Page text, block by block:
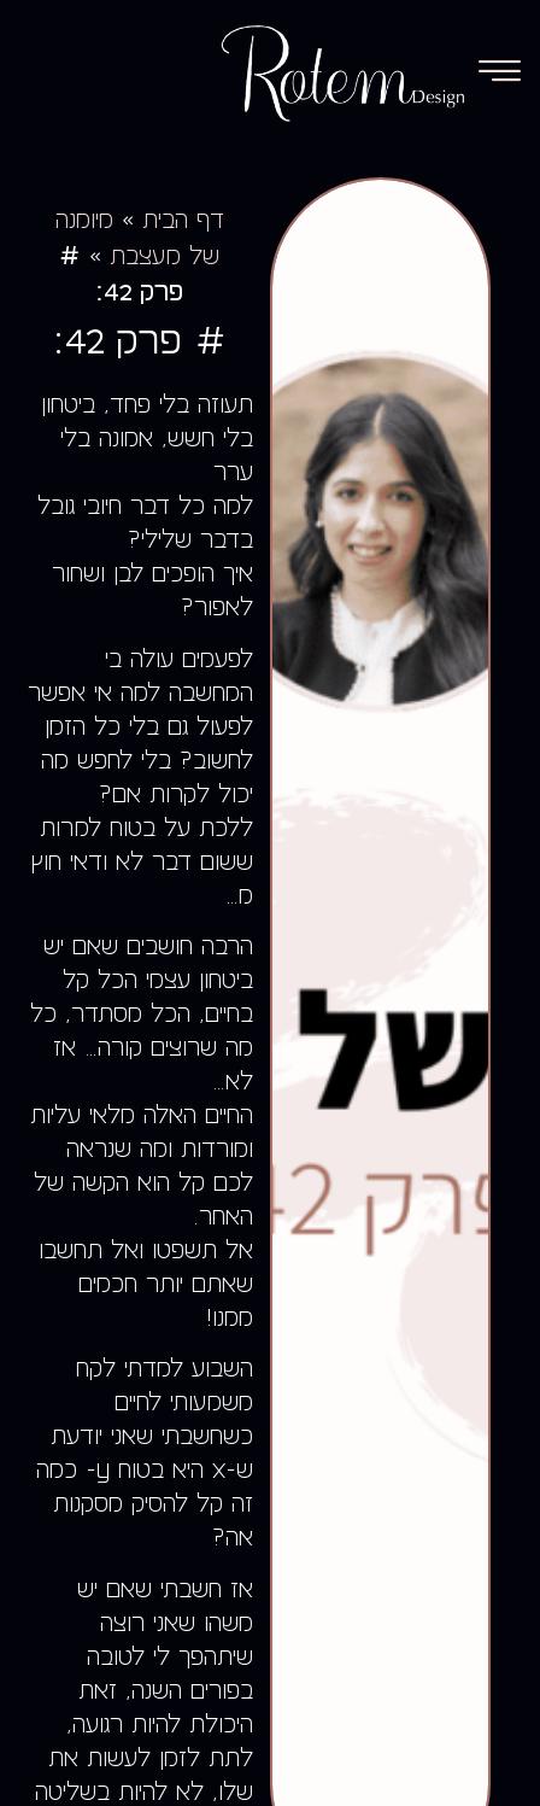
דף הבית » מיומנה
של מעצבת»
#
פרק 42:
# פרק 42:
תעוזה בלי פחד, ביטחון
בלי חשש, אמונה בלי
ערר
למה כל דבר חיובי גובל
בדבר שלילי?
איך הופכים לבן ושחור
לאפור?
לפעמים עולה בי
המחשבה למה אי אפשר
לפעול גם בלי כל הזמן
לחשוב? בלי לחפש מה
יכול לקרות אם?
ללכת על בטוח למרות
ששום דבר לא ודאי חוץ
מ…
הרבה חושבים שאם יש
ביטחון עצמי הכל קל
בחיים, הכל מסתדר, כל
מה שרוצים קורה… אז
לא…
החיים האלה מלאי עליות
ומורדות ומה שנראה
לכם קל הוא הקשה של
האחר.
אל תשפטו ואל תחשבו
שאתם יותר חכמים
ממנו!
השבוע למדתי לקח
משמעותי לחיים
כשחשבתי שאני יודעת
ש-x היא בטוח y- כמה
זה קל להסיק מסקנות
אה?
אז חשבתי שאם יש
משהו שאני רוצה
שיתהפך לי לטובה
בפורים השנה, זאת
היכולת להיות רגועה,
לתת לזמן לעשות את
שלו, לא להיות בשליטה